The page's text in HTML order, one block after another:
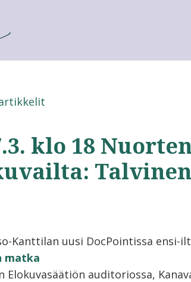
klo 18
Kanttilan uusi DocPointissa ensi-
matka
Elokuvasäätiön auditoriossa,